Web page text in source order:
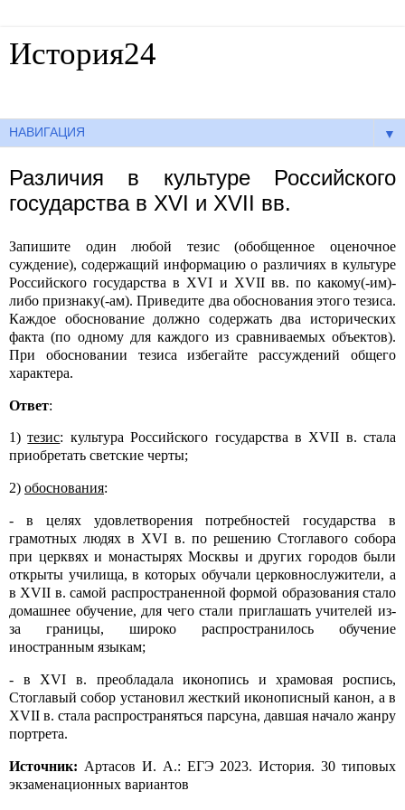
История24
▼
Различия в культуре Российского
государства в XVI и XVII вв.
Запишите один любой тезис (обобщенное оценочное
суждение), содержащий информацию о различиях в культуре
Российского государства в XVI и XVII вв. по какому(-им)-
либо признаку(-ам). Приведите два обоснования этого тезиса.
Каждое обоснование должно содержать два исторических
факта (по одному для каждого из сравниваемых объектов).
При обосновании тезиса избегайте рассуждений общего
характера.
Ответ:
1)тезис: культура Российского государства вXVII в. стала
приобретать светские черты;
2) обоснования:
- в целях удовлетворения потребностей государства в
грамотных людях в XVI в. по решению Стоглавого собора
при церквях и монастырях Москвы и других городов были
открыты училища, в которых обучали церковнослужители, а
в XVII в. самой распространенной формой образования стало
домашнее обучение, для чего стали приглашать учителей из-
за границы, широко распространилось обучение
иностранным языкам;
- в XVI
в. преобладала иконопись и храмовая роспись,
Стоглавый собор установил жесткий иконописный канон, а в
XVII в. стала распространяться парсуна, давшая начало жанру
портрета.
Источник: Артасов И. А.: ЕГЭ 2023. История. 30 типовых
экзаменационных вариантов